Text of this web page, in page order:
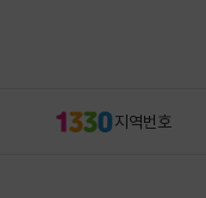
지역번호